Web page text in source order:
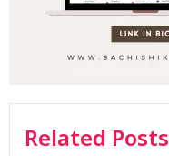
Related Posts